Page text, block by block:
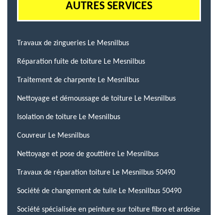
AUTRES SERVICES
Travaux de zingueries Le Mesnilbus
Réparation fuite de toiture Le Mesnilbus
Traitement de charpente Le Mesnilbus
Nettoyage et démoussage de toiture Le Mesnilbus
Isolation de toiture Le Mesnilbus
Couvreur Le Mesnilbus
Nettoyage et pose de gouttière Le Mesnilbus
Travaux de réparation toiture Le Mesnilbus 50490
Société de changement de tuile Le Mesnilbus 50490
Société spécialisée en peinture sur toiture fibro et ardoise